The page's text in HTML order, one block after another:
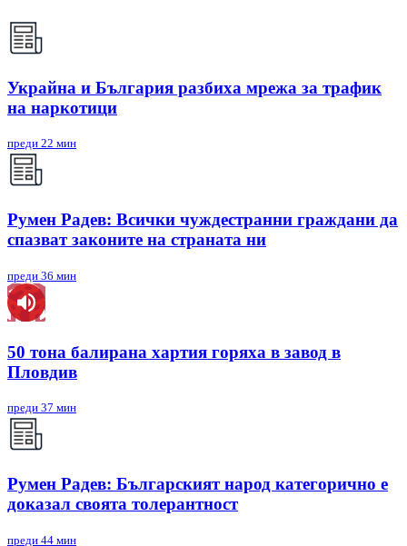
Украйна и България разбиха мрежа за трафик
на наркотици
преди 22 мин
Румен Радев: Всички чуждестранни граждани да
спазват законите на страната ни
преди 36 мин
50 тона балирана хартия горяха в завод в
Пловдив
преди 37 мин
Румен Радев: Българският народ категорично е
доказал своята толерантност
преди 44 мин